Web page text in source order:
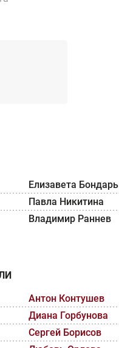
Елизавета Бондарь
Павла Никитина
Владимир Раннев
Антон Контушев
Диана Горбунова
Сергей Борисов